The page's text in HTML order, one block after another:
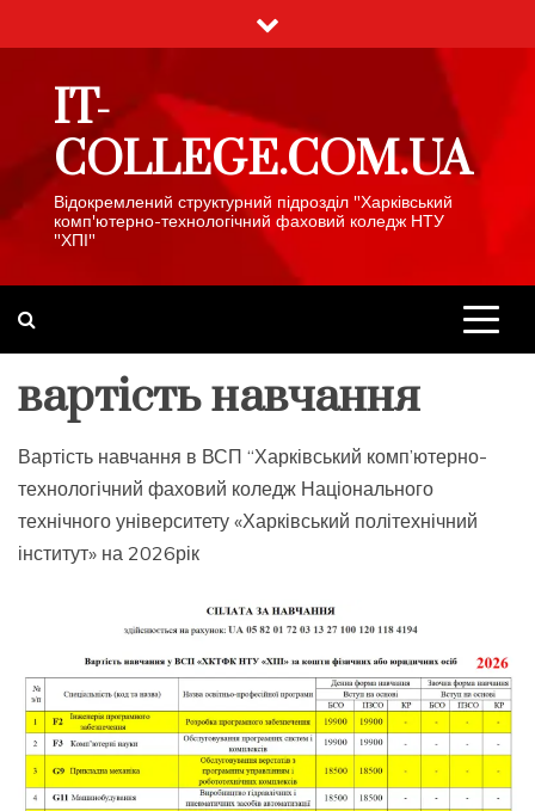
to
IT-
COLLEGE.COM.UA
Відокремлений структурний підрозділ "Харківський
комп'ютерно-технологічний фаховий коледж НТУ
"ХПІ"
вартість навчання
Вартість навчання в ВСП “Харківський комп’ютерно-
технологічний фаховий коледж Національного
технічного університету «Харківський політехнічний
інститут» на 2026рік